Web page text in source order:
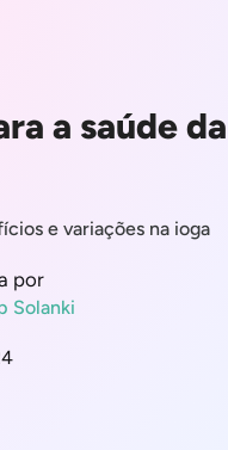
a saúde
e variações na ioga
por
Solanki